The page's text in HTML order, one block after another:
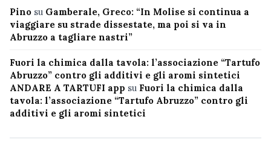
Pino su Gamberale, Greco: “In Molise si continua a
viaggiare su strade dissestate, ma poi si va in
Abruzzo a tagliare nastri”
Fuori la chimica dalla tavola: l’associazione “Tartufo
Abruzzo” contro gli additivi e gli aromi sintetici
ANDARE A TARTUFI app su Fuori la chimica dalla
tavola: l’associazione “Tartufo Abruzzo” contro gli
additivi e gli aromi sintetici